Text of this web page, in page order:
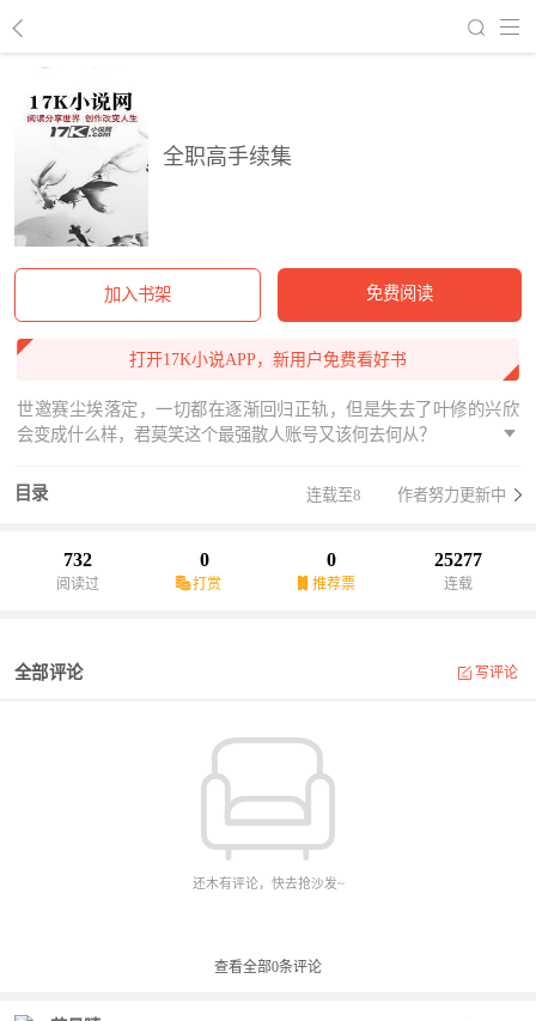
全职高手续集
加入书架 免费阅读
打开17K小说APP，新用户免费看好书
世邀赛尘埃落定，一切都在逐渐回归正轨，但是失去了叶修的兴欣
会变成什么样，君莫笑这个最强散人账号又该何去何从？
目录 连载至8 作者努力更新中
732
阅读过
0
打赏
0
推荐票
25277
连载
全部评论 写评论
还木有评论，快去抢沙发~
查看全部0条评论